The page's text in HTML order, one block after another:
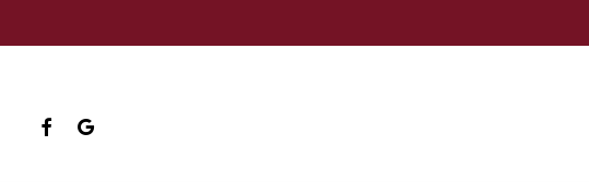
to
contentfacebookgoogle-